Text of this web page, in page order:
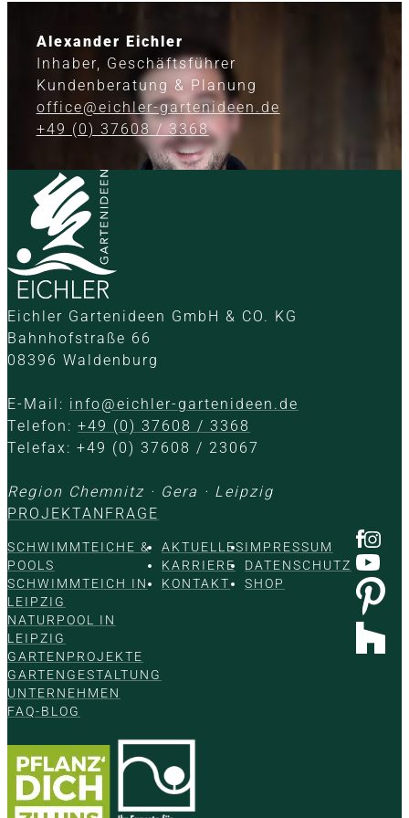
Alexander Eichler
Inhaber, Geschäftsführer
Kundenberatung & Planung
office@eichler-gartenideen.de
+49 (0) 37608 / 3368
Eichler Gartenideen GmbH & CO. KG
Bahnhofstraße 66
08396 Waldenburg
E-Mail: info@eichler-gartenideen.de
Telefon: +49 (0) 37608 / 3368
Telefax: +49 (0) 37608 / 23067
Region Chemnitz · Gera · Leipzig
PROJEKTANFRAGE
SCHWIMMTEICHE &
POOLS
SCHWIMMTEICH IN
LEIPZIG
NATURPOOL IN
LEIPZIG
GARTENPROJEKTE
GARTENGESTALTUNG
UNTERNEHMEN
FAQ-BLOG
AKTUELLES
KARRIERE
KONTAKT
IMPRESSUM
DATENSCHUTZ
SHOP